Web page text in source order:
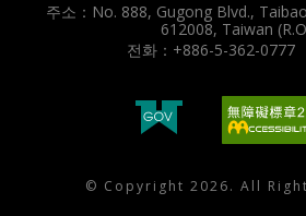
주소：No. 888, Gugong Blvd.,
612008, Taiwan
전화：+886-5-362-0777
© Copyright 2026. All